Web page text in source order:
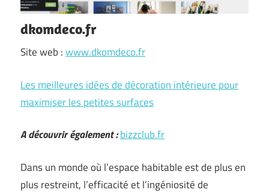
dkomdeco.fr
Site web :www.dkomdeco.fr
Les meilleures idées de décoration intérieure pour
maximiser les petites surfaces
A découvrir également :bizzclub.fr
Dans un monde où l’espace habitable est de plus en
plus restreint, l’efficacité et l’ingéniosité de